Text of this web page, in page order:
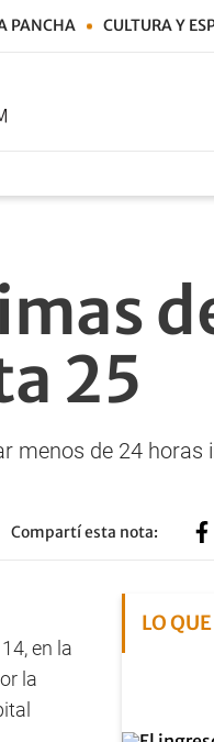
PANCHA CULTURA Y
25
menos de 24 horas
Compartí esta nota:
en la
la
LO